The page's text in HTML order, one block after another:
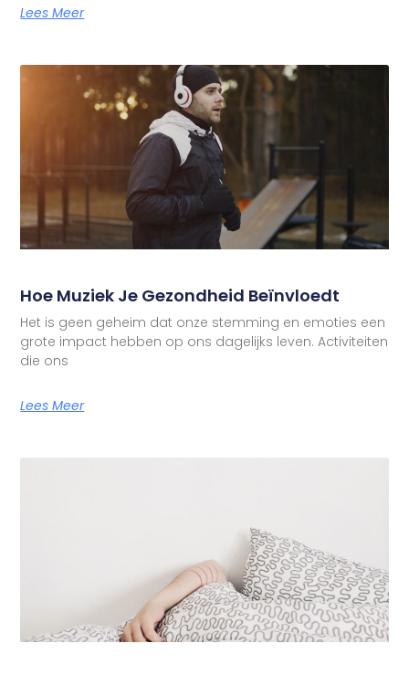
Lees Meer
Hoe Muziek Je Gezondheid Beïnvloedt
Het is geen geheim dat onze stemming en emoties een
grote impact hebben op ons dagelijks leven. Activiteiten
die ons
Lees Meer